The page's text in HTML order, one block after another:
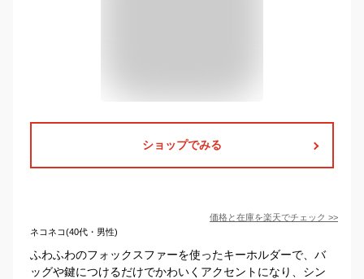
ショップでみる
価格と在庫を楽天でチェック >>
ネコネコ(40代・男性)
ふわふわのフォックスファーを使ったキーホルダーで、バ
ッグや鍵につけるだけでかわいくアクセントになり、シン